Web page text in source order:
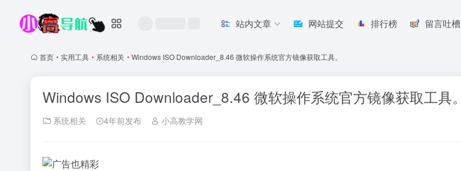
站内文章 网站提交 排行榜 留言吐槽
首页 • 实用工具 • 系统相关 • Windows ISO Downloader_8.46 微软操作系统官方镜像获取工具。
Windows ISO Downloader_8.46 微软操作系统官方镜像获取工具。
系统相关 4年前发布 小高教学网